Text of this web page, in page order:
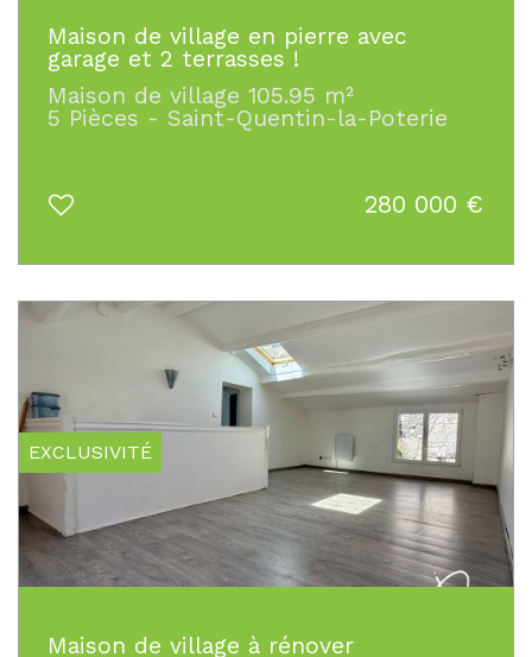
Maison de village en pierre avec
garage et 2 terrasses !
Maison de village 105.95 m²
5 Pièces - Saint-Quentin-la-Poterie
280 000 €
EXCLUSIVITÉ
Maison de village à rénover